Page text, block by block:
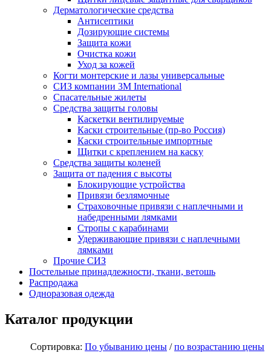
Дерматологические средства
Антисептики
Дозирующие системы
Защита кожи
Очистка кожи
Уход за кожей
Когти монтерские и лазы универсальные
СИЗ компании 3М International
Спасательные жилеты
Средства защиты головы
Каскетки вентилируемые
Каски строительные (пр-во Россия)
Каски строительные импортные
Щитки с креплением на каску
Средства защиты коленей
Защита от падения с высоты
Блокирующие устройства
Привязи безлямочные
Страховочные привязи с наплечными и
набедренными лямками
Стропы с карабинами
Удерживающие привязи с наплечными
лямками
Прочие СИЗ
Постельные принадлежности, ткани, ветошь
Распродажа
Одноразовая одежда
Каталог продукции
Сортировка: По убыванию цены /по возрастанию цены